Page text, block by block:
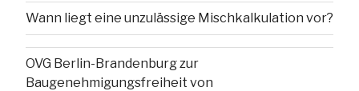
Wann liegt eine unzulässige Mischkalkulation vor?
OVG Berlin-Brandenburg zur
Baugenehmigungsfreiheit von